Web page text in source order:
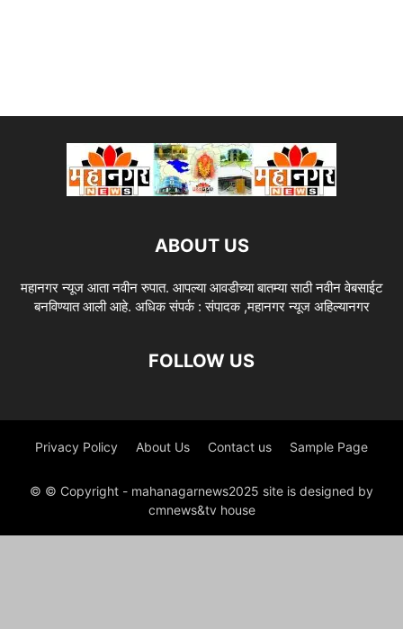
ABOUT US
महानगर न्यूज आता नवीन रुपात. आपल्या आवडीच्या बातम्या साठी नवीन वेबसाईट
बनविण्यात आली आहे. अधिक संपर्क : संपादक ,महानगर न्यूज अहिल्यानगर
FOLLOW US
Privacy Policy About Us Contact us Sample Page
© © Copyright - mahanagarnews2025 site is designed by
cmnews&tv house